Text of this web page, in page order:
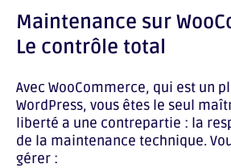
Maintenance sur
Le contrôle total
Avec WooCommerce, qui est un
WordPress, vous êtes le seul
liberté a une contrepartie : la
de la maintenance technique.
gérer :